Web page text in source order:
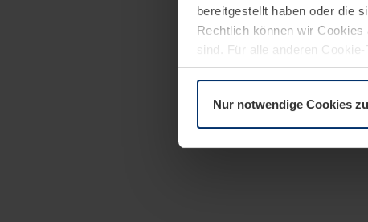
bereitgestellt haben oder die
Rechtlich können wir
sind. Für alle anderen
Erläuterung auf der Seite
Nur notwendige Cookies